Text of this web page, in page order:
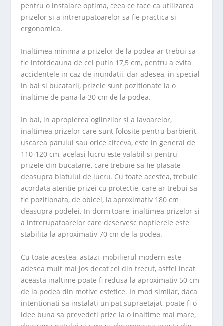
pentru o instalare optima, ceea ce face ca utilizarea
prizelor si a intrerupatoarelor sa fie practica si
ergonomica.
Inaltimea minima a prizelor de la podea ar trebui sa
fie intotdeauna de cel putin 17,5 cm, pentru a evita
accidentele in caz de inundatii, dar adesea, in special
in bai si bucatarii, prizele sunt pozitionate la o
inaltime de pana la 30 cm de la podea.
In bai, in apropierea oglinzilor si a lavoarelor,
inaltimea prizelor care sunt folosite pentru barbierit,
uscarea parului sau orice altceva, este in general de
110-120 cm, acelasi lucru este valabil si pentru
prizele din bucatarie, care trebuie sa fie plasate
deasupra blatului de lucru. Cu toate acestea, trebuie
acordata atentie prizei cu protectie, care ar trebui sa
fie pozitionata, de obicei, la aproximativ 180 cm
deasupra podelei. In dormitoare, inaltimea prizelor si
a intrerupatoarelor care deservesc noptierele este
stabilita la aproximativ 70 cm de la podea.
Cu toate acestea, astazi, mobilierul modern este
adesea mult mai jos decat cel din trecut, astfel incat
aceasta inaltime poate fi redusa la aproximativ 50 cm
de la podea din motive estetice. In mod similar, daca
intentionati sa instalati un pat supraetajat, poate fi o
idee buna sa prevedeti prize la o inaltime mai mare,